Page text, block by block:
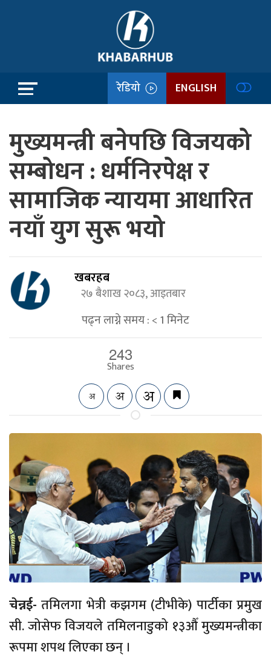
रेडियो ENGLISH
मुख्यमन्त्री बनेपछि विजयको
सम्बोधन : धर्मनिरपेक्ष र
सामाजिक न्यायमा आधारित
नयाँ युग सुरू भयो
खबरहब
२७ बैशाख २०८३, आइतबार
पढ्न लाग्ने समय :< 1मिनेट
243
Shares
चेन्नई- तमिलगा भेत्री कझगम (टीभीके) पार्टीका प्रमुख
सी. जोसेफ विजयले तमिलनाडुको १३औँ मुख्यमन्त्रीका
रूपमा शपथ लिएका छन् ।